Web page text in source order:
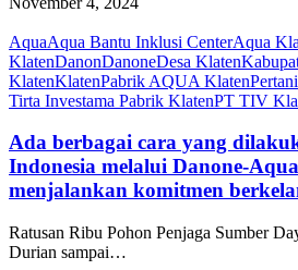
AquaAqua Bantu Inklusi CenterAqua
KlatenDanonDanoneDesa Klaten
KlatenKlatenPabrik AQUA Klaten
Tirta Investama Pabrik KlatenPT TIV
Ada berbagai cara yang
Indonesia melalui Danone-
menjalankan komitmen
Ratusan Ribu Pohon Penjaga Sumber
Durian sampai…